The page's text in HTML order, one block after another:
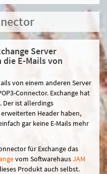
Server
E-Mails von
von einem anderen Server
Connector. Exchange hat
Der ist allerdings
Header haben,
gar keine E-Mails mehr
für Exchange das
vom SoftwarehausJAM
Produkt auch selbst.